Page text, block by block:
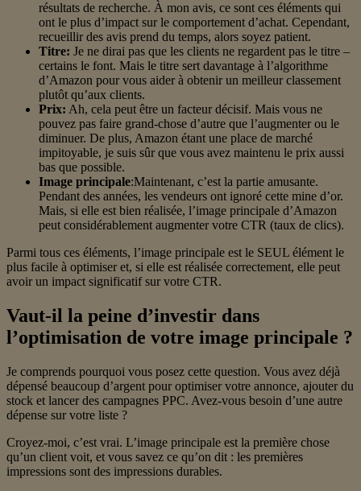
résultats de recherche. À mon avis, ce sont ces éléments qui
ont le plus d’impact sur le comportement d’achat. Cependant,
recueillir des avis prend du temps, alors soyez patient.
Titre: Je ne dirai pas que les clients ne regardent pas le titre –
certains le font. Mais le titre sert davantage à l’algorithme
d’Amazon pour vous aider à obtenir un meilleur classement
plutôt qu’aux clients.
Prix: Ah, cela peut être un facteur décisif. Mais vous ne
pouvez pas faire grand-chose d’autre que l’augmenter ou le
diminuer. De plus, Amazon étant une place de marché
impitoyable, je suis sûr que vous avez maintenu le prix aussi
bas que possible.
Image principale:Maintenant, c’est la partie amusante.
Pendant des années, les vendeurs ont ignoré cette mine d’or.
Mais, si elle est bien réalisée, l’image principale d’Amazon
peut considérablement augmenter votre CTR (taux de clics).
Parmi tous ces éléments, l’image principale est le SEUL élément le
plus facile à optimiser et, si elle est réalisée correctement, elle peut
avoir un impact significatif sur votre CTR.
Vaut-il la peine d’investir dans
l’optimisation de votre image principale ?
Je comprends pourquoi vous posez cette question. Vous avez déjà
dépensé beaucoup d’argent pour optimiser votre annonce, ajouter du
stock et lancer des campagnes PPC. Avez-vous besoin d’une autre
dépense sur votre liste ?
Croyez-moi, c’est vrai. L’image principale est la première chose
qu’un client voit, et vous savez ce qu’on dit : les premières
impressions sont des impressions durables.